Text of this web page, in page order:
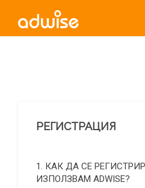
РЕГИСТРАЦИЯ
1. КАК ДА СЕ
ИЗПОЛЗВАМ ADWISE?